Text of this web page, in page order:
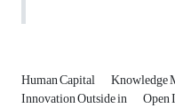
Human Capital Knowledge
Innovation Outside in Open